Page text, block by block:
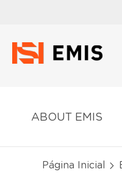
ABOUT EMIS
Página Inicial